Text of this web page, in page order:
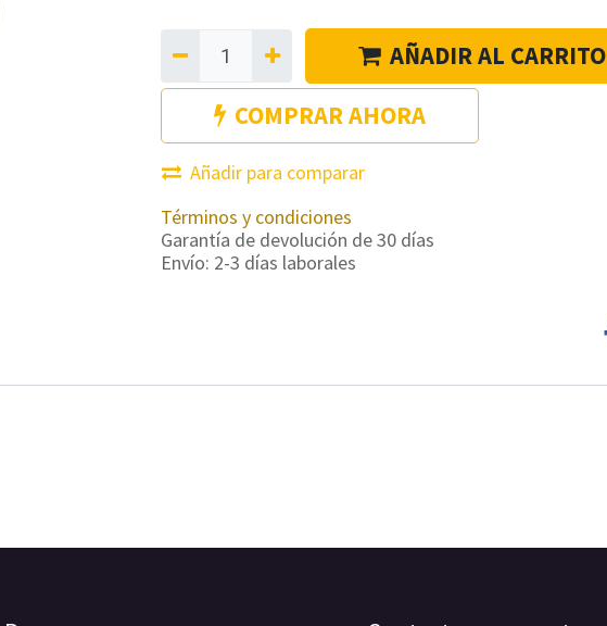
AÑADIR AL CARRITO
COMPRAR AHORA
Añadir para comparar
Términos y condiciones
Garantía de devolución de 30 días
Envío: 2-3 días laborales